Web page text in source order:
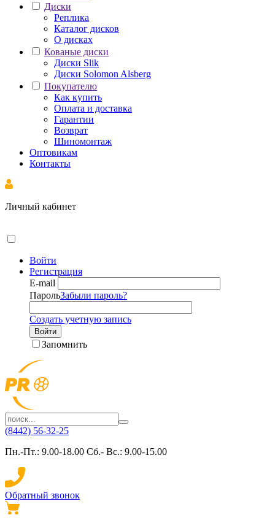
Диски
Реплика
Каталог дисков
О дисках
Кованые диски
Диски Slik
Диски Solomon Alsberg
Покупателю
Как купить
Оплата и доставка
Гарантии
Возврат
Шиномонтаж
Оптовикам
Контакты
Личный кабинет
Войти
Регистрация
E-mail
ПарольЗабыли пароль?
Создать учетную запись
Войти
Запомнить
(8442) 56-32-25
Пн.-Пт.: 9.00-18.00 Сб.- Вс.: 9.00-15.00
Обратный звонок